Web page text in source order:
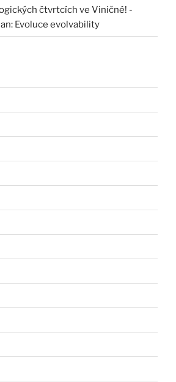
čtvrtcích ve Viničné! -
Evoluce evolvability